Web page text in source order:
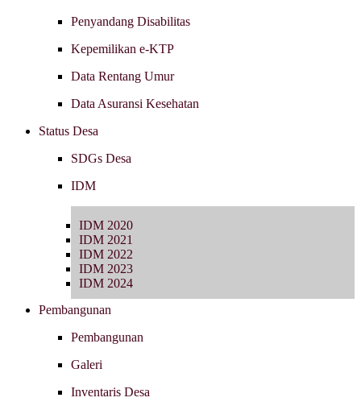
Penyandang Disabilitas
Kepemilikan e-KTP
Data Rentang Umur
Data Asuransi Kesehatan
Status Desa
SDGs Desa
IDM
IDM 2020
IDM 2021
IDM 2022
IDM 2023
IDM 2024
Pembangunan
Pembangunan
Galeri
Inventaris Desa